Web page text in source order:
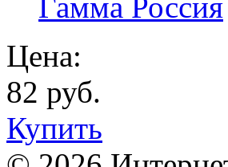
Цена:
82 руб.
Купить